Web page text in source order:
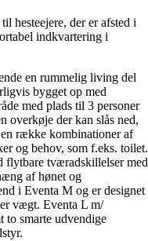
hesteejere, der er afsted i
indkvartering i
en rummelig living del
bygget op med
med plads til 3 personer
overkøje der kan slås ned,
række kombinationer af
og behov, som f.eks. toilet.
flytbare tværadskillelser med
af hønet og
i Eventa M og er designet
vægt. Eventa L m/
to smarte udvendige